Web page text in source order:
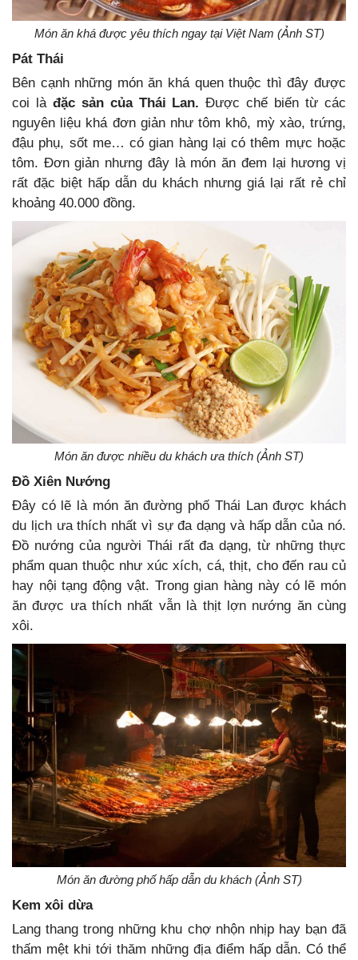
Món ăn khá được yêu thích ngay tại Việt Nam (Ảnh ST)
Pát Thái
Bên cạnh những món ăn khá quen thuộc thì đây được
coi là đặc sản của Thái Lan.Được chế biến từ các
nguyên liệu khá đơn giản như tôm khô, mỳ xào, trứng,
đậu phụ, sốt me… có gian hàng lại có thêm mực hoặc
tôm. Đơn giản nhưng đây là món ăn đem lại hương vị
rất đặc biệt hấp dẫn du khách nhưng giá lại rất rẻ chỉ
khoảng 40.000 đồng.
Món ăn được nhiều du khách ưa thích (Ảnh ST)
Đồ Xiên Nướng
Đây có lẽ là món ăn đường phố Thái Lan được khách
du lịch ưa thích nhất vì sự đa dạng và hấp dẫn của nó.
Đồ nướng của người Thái rất đa dạng, từ những thực
phẩm quan thuộc như xúc xích, cá, thịt, cho đến rau củ
hay nội tạng động vật. Trong gian hàng này có lẽ món
ăn được ưa thích nhất vẫn là thịt lợn nướng ăn cùng
xôi.
Món ăn đường phố hấp dẫn du khách (Ảnh ST)
Kem xôi dừa
Lang thang trong những khu chợ nhộn nhịp hay bạn đã
thấm mệt khi tới thăm những địa điểm hấp dẫn. Có thể